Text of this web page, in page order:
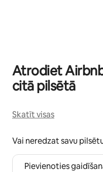
Atrodiet
citā pilsētā
Skatīt visas
Vai neredzat savu
Pievienoties